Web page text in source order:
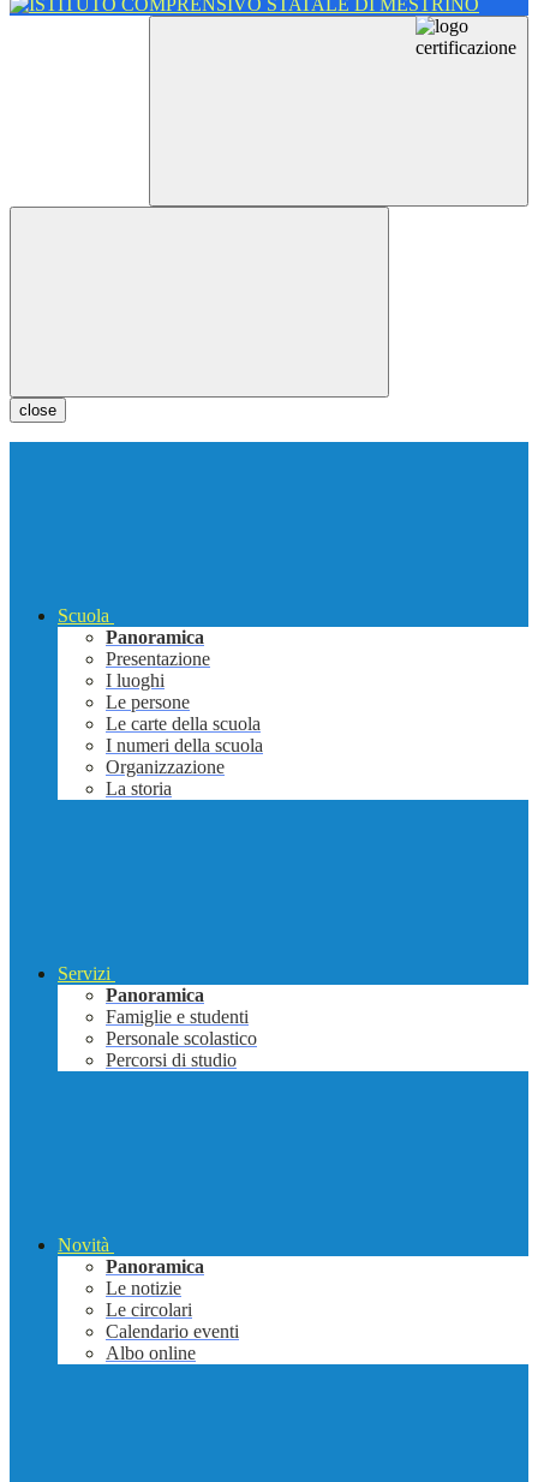
close
Scuola
Panoramica
Presentazione
I luoghi
Le persone
Le carte della scuola
I numeri della scuola
Organizzazione
La storia
Servizi
Panoramica
Famiglie e studenti
Personale scolastico
Percorsi di studio
Novità
Panoramica
Le notizie
Le circolari
Calendario eventi
Albo online